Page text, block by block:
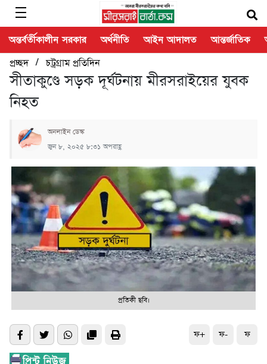
অন্তর্বর্তীকালীন সরকার অর্থনীতি আইন আদালত আন্তর্জাতিক
প্রচ্ছদ/চট্রগ্রাম প্রতিদিন
সীতাকুণ্ডে সড়ক দূর্ঘটনায় মীরসরাইয়ের যুবক
নিহত
অনলাইন ডেস্ক
জুন ৮, ২০২৫ ৮:৩১ অপরাহ্ণ
প্রতিকী ছবি।
ফ+ ফ- ফ